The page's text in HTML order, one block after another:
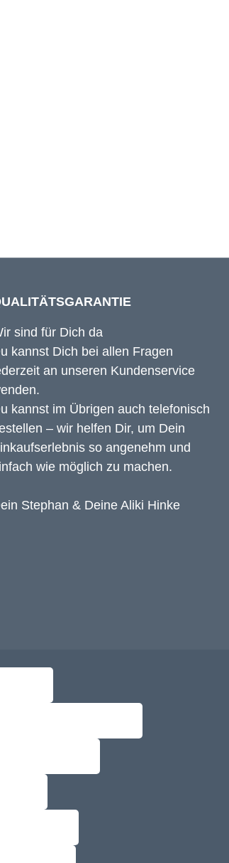
sind für Dich da
kannst Dich bei allen Fragen
an unseren Kundenservice
kannst im Übrigen auch telefonisch
– wir helfen Dir, um Dein
so angenehm und
wie möglich zu machen.
Stephan & Deine Aliki Hinke